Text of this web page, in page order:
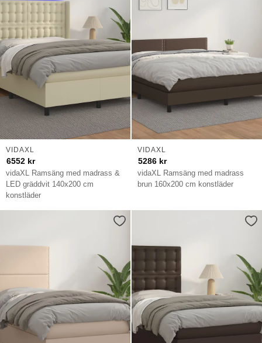
vidaXL Ramsäng med madrass &
LED gräddvit 140x200 cm
konstläder
VIDAXL
6552 kr
vidaXL Ramsäng med madrass
brun 160x200 cm konstläder
VIDAXL
5286 kr